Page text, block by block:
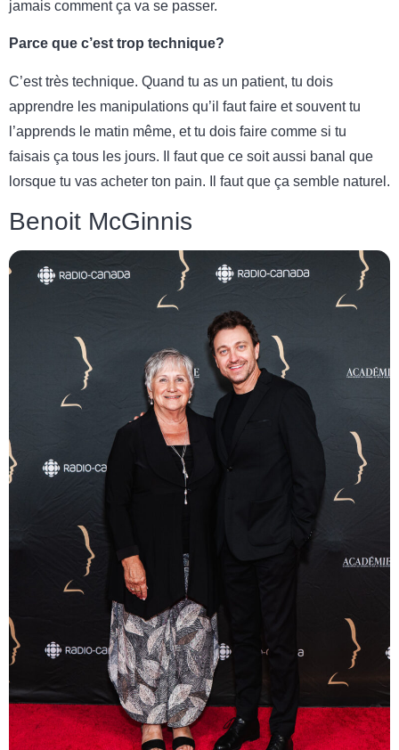
jamais comment ça va se passer.
Parce que c’est trop technique?
C’est très technique. Quand tu as un patient, tu dois
apprendre les manipulations qu’il faut faire et souvent tu
l’apprends le matin même, et tu dois faire comme si tu
faisais ça tous les jours. Il faut que ce soit aussi banal que
lorsque tu vas acheter ton pain. Il faut que ça semble naturel.
Benoit McGinnis